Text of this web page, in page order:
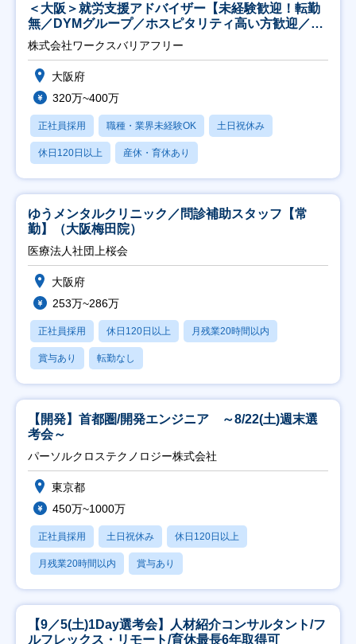
＜大阪＞就労支援アドバイザー【未経験歓迎！転勤
無／DYMグループ／ホスピタリティ高い方歓迎／土
日祝】
株式会社ワークスバリアフリー
大阪府
320万~400万
正社員採用 職種・業界未経験OK 土日祝休み
休日120日以上 産休・育休あり
ゆうメンタルクリニック／問診補助スタッフ【常
勤】（大阪梅田院）
医療法人社団上桜会
大阪府
253万~286万
正社員採用 休日120日以上 月残業20時間以内
賞与あり 転勤なし
【開発】首都圏/開発エンジニア ～8/22(土)週末選
考会～
パーソルクロステクノロジー株式会社
東京都
450万~1000万
正社員採用 土日祝休み 休日120日以上
月残業20時間以内 賞与あり
【9／5(土)1Day選考会】人材紹介コンサルタント/フ
ルフレックス・リモート/育休最長6年取得可